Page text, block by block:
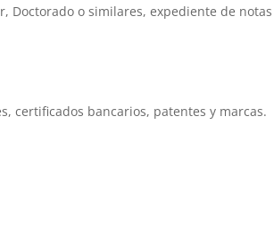
Doctorado o similares, expediente de
certificados bancarios, patentes y marcas.